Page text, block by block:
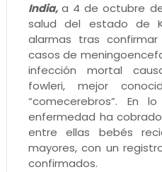
India,a 4 de octubre
salud del estado de
alarmas tras
casos de
infección mortal
fowleri, mejor
“comecerebros”. En
enfermedad ha
entre ellas bebés
mayores, con un
confirmados.